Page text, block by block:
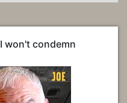
won't condemn